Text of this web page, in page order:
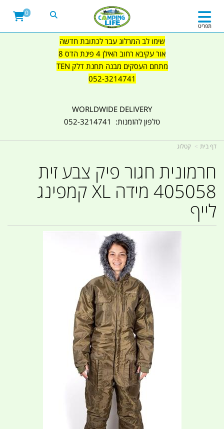
שימו לב המרלוג עבר לכתובת חדשה
אור עקיבא רחוב האילן 4 פינת הדס 8
מתחם העסקים מבנה תחנת דלק TEN
052-3214741
WORLDWIDE DELIVERY
טלפון להזמנות: 052-3214741
תפריט
0
דף בית קטלוג
חרמונית חגור פיק צבע זית
405058 מידה XL קמפינג
לייף